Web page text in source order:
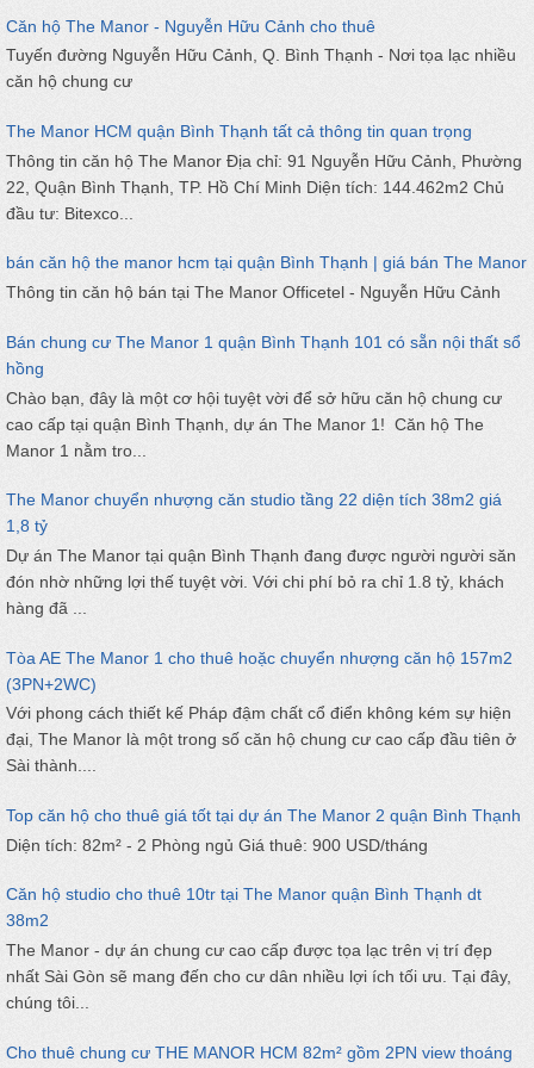
Căn hộ The Manor - Nguyễn Hữu Cảnh cho thuê
Tuyến đường Nguyễn Hữu Cảnh, Q. Bình Thạnh - Nơi tọa lạc nhiều
căn hộ chung cư
The Manor HCM quận Bình Thạnh tất cả thông tin quan trọng
Thông tin căn hộ The Manor Địa chỉ: 91 Nguyễn Hữu Cảnh, Phường
22, Quận Bình Thạnh, TP. Hồ Chí Minh Diện tích: 144.462m2 Chủ
đầu tư: Bitexco...
bán căn hộ the manor hcm tại quận Bình Thạnh | giá bán The Manor
Thông tin căn hộ bán tại The Manor Officetel - Nguyễn Hữu Cảnh
Bán chung cư The Manor 1 quận Bình Thạnh 101 có sẵn nội thất sổ
hồng
Chào bạn, đây là một cơ hội tuyệt vời để sở hữu căn hộ chung cư
cao cấp tại quận Bình Thạnh, dự án The Manor 1! Căn hộ The
Manor 1 nằm tro...
The Manor chuyển nhượng căn studio tầng 22 diện tích 38m2 giá
1,8 tỷ
Dự án The Manor tại quận Bình Thạnh đang được người người săn
đón nhờ những lợi thế tuyệt vời. Với chi phí bỏ ra chỉ 1.8 tỷ, khách
hàng đã ...
Tòa AE The Manor 1 cho thuê hoặc chuyển nhượng căn hộ 157m2
(3PN+2WC)
Với phong cách thiết kế Pháp đậm chất cổ điển không kém sự hiện
đại, The Manor là một trong số căn hộ chung cư cao cấp đầu tiên ở
Sài thành....
Top căn hộ cho thuê giá tốt tại dự án The Manor 2 quận Bình Thạnh
Diện tích: 82m² - 2 Phòng ngủ Giá thuê: 900 USD/tháng
Căn hộ studio cho thuê 10tr tại The Manor quận Bình Thạnh dt
38m2
The Manor - dự án chung cư cao cấp được tọa lạc trên vị trí đẹp
nhất Sài Gòn sẽ mang đến cho cư dân nhiều lợi ích tối ưu. Tại đây,
chúng tôi...
Cho thuê chung cư THE MANOR HCM 82m² gồm 2PN view thoáng